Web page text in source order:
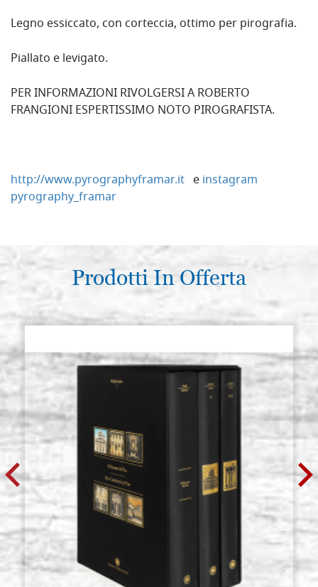
Legno essiccato, con corteccia, ottimo per pirografia.
Piallato e levigato.
PER INFORMAZIONI RIVOLGERSI A ROBERTO
FRANGIONI ESPERTISSIMO NOTO PIROGRAFISTA.
http://www.pyrographyframar.it einstagram
pyrography_framar
Prodotti In Offerta